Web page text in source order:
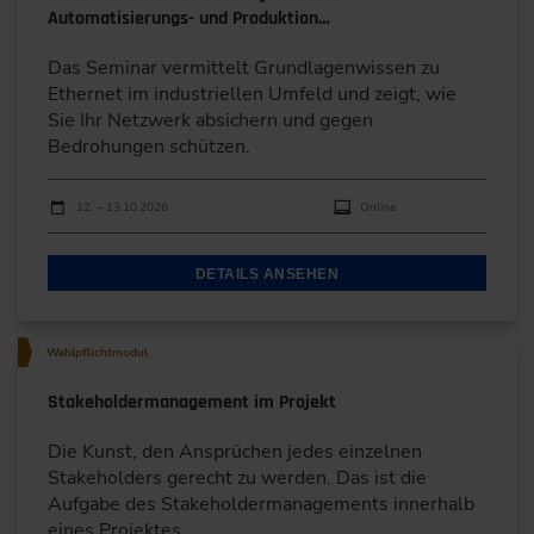
einzuordnen
Erweiterte Sicherheitskonzepte
Identity & Access Management (IAM)
Privileged Access Management (PAM)
Weitere Sicherheitskonzepte
Netzwerktopologien
Backup- und Wiederherstellungskonzepte
Angriffen
Den Abschluss bildet eineLive-Hacking-
Demonstration , die Angriffsvektoren veranschaulicht
und die Wirksamkeit technischer Schutzmaßnahmen
sichtbar macht.
für die Wiederherstellung
Teil 2: Reaktion, Analyse und Verbesserung
Erkennung, Reaktion und Lernen (Phasen des ISIM
nach ISO/ IEC 27035)
Erkennung und Meldung
Mechanismen (SIEM, DER)
Vorfalls und erste Schritte
Reaktion und Eindämmung
Strategien zur Behebung
Wiederherstellung (unter Nutzung Backup/
Automatisierungs- und Produktion…
Das Seminar vermittelt Grundlagenwissen zu
Ethernet im industriellen Umfeld und zeigt, wie
Sie Ihr Netzwerk absichern und gegen
Bedrohungen schützen.
Durchführungen
Veranstaltungsdatum
12. – 13.10.2026 Online
DETAILS ANSEHEN
Wahlpflichtmodul
Stakeholdermanagement im Projekt
Die Kunst, den Ansprüchen jedes einzelnen
Stakeholders gerecht zu werden. Das ist die
Aufgabe des Stakeholdermanagements innerhalb